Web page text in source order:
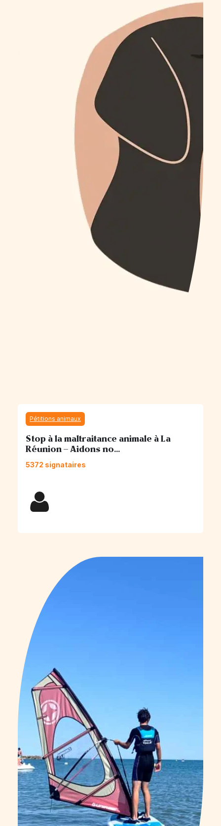
Pétitions animaux
Stop à la maltraitance animale à La
Réunion – Aidons no...
5372 signataires